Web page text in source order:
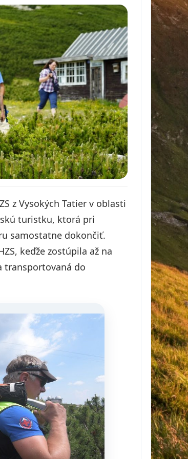
z Vysokých Tatier v oblasti
turistku, ktorá pri
samostatne dokončiť.
keďže zostúpila až na
transportovaná do